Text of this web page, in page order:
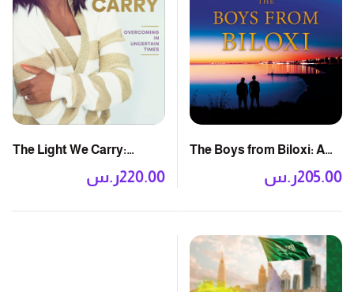
The Boys from Biloxi: A
ر.س205.00
The Light We Carry:
Overcoming in Uncertain
ر.س220.00